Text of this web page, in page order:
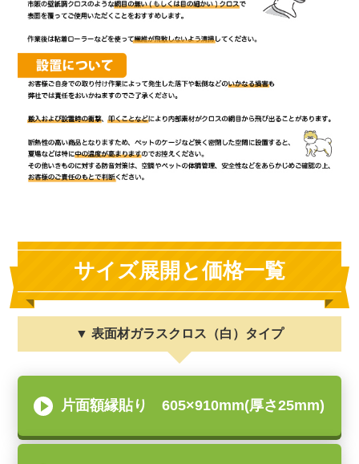
サイズ展開と価格一覧
▼ 表面材ガラスクロス（白）タイプ
片面額縁貼り 605×910mm(厚さ25mm)